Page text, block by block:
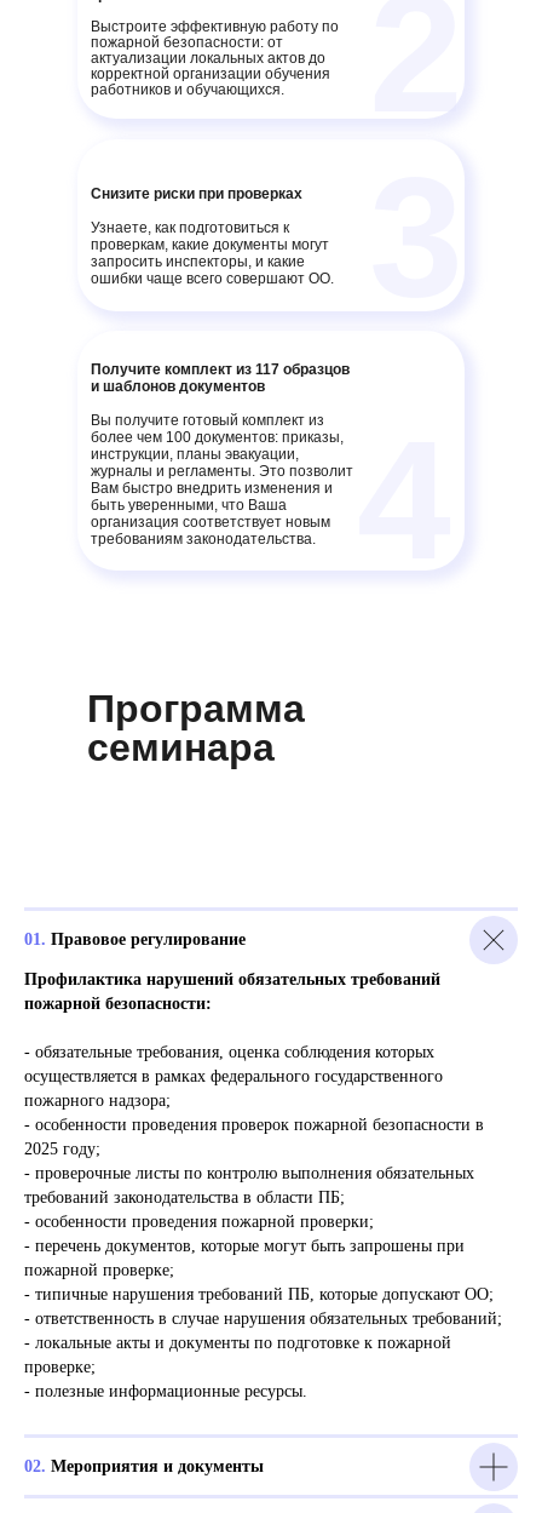
Получите комплект из 117 образцов
и шаблонов документов
Вы получите готовый комплект из
более чем 100 документов: приказы,
инструкции, планы эвакуации,
журналы и регламенты. Это позволит
Вам быстро внедрить изменения и
быть уверенными, что Ваша
организация соответствует новым
требованиям законодательства.
Снизите риски при проверках
Узнаете, как подготовиться к
проверкам, какие документы могут
запросить инспекторы, и какие
ошибки чаще всего совершают ОО.
2
Выстроите эффективную работу по
пожарной безопасности: от
актуализации локальных актов до
корректной организации обучения
работников и обучающихся.
Программа
семинара
01. Правовое регулирование
Профилактика нарушений обязательных требований
пожарной безопасности:
- обязательные требования, оценка соблюдения которых
осуществляется в рамках федерального государственного
пожарного надзора;
- особенности проведения проверок пожарной безопасности в
2025 году;
- проверочные листы по контролю выполнения обязательных
требований законодательства в области ПБ;
- особенности проведения пожарной проверки;
- перечень документов, которые могут быть запрошены при
пожарной проверке;
- типичные нарушения требований ПБ, которые допускают ОО;
- ответственность в случае нарушения обязательных требований;
- локальные акты и документы по подготовке к пожарной
проверке;
- полезные информационные ресурсы.
02. Мероприятия и документы